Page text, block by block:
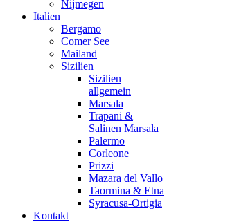
Nijmegen
Italien
Bergamo
Comer See
Mailand
Sizilien
Sizilien
allgemein
Marsala
Trapani &
Salinen Marsala
Palermo
Corleone
Prizzi
Mazara del Vallo
Taormina & Etna
Syracusa-Ortigia
Kontakt